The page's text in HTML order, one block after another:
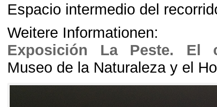
Espacio intermedio del
Weitere Informationen:
Exposición La Peste. El
Museo de la Naturaleza y el